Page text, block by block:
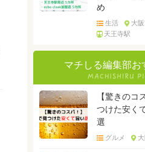
め
生活
大
天王寺駅
マチしる編集部お
【驚きのコ
つけた安く
選
グルメ